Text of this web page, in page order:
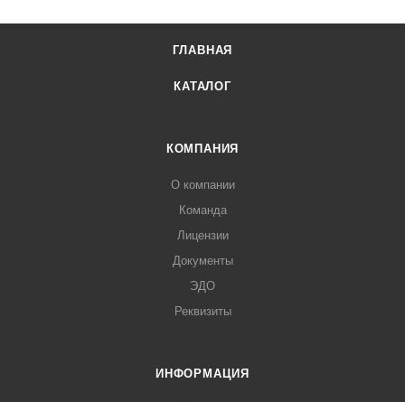
ГЛАВНАЯ
КАТАЛОГ
КОМПАНИЯ
О компании
Команда
Лицензии
Документы
ЭДО
Реквизиты
ИНФОРМАЦИЯ